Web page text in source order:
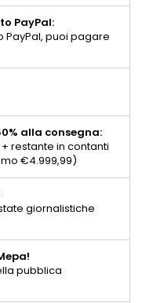
PayPal:
puoi pagare
alla consegna:
restante in contanti
€4.999,99)
giornalistiche
pubblica